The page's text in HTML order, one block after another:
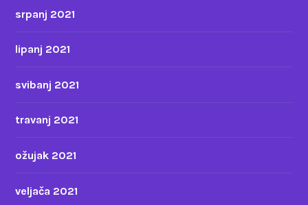
srpanj 2021
lipanj 2021
svibanj 2021
travanj 2021
ožujak 2021
veljača 2021